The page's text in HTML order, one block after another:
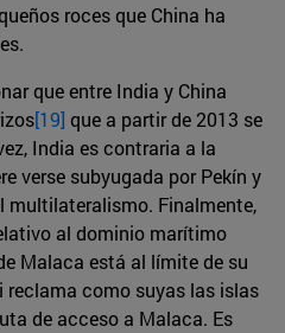
roces que China ha
que entre India y China
[19] que a partir de 2013 se
India es contraria a la
verse subyugada por Pekín y
multilateralismo. Finalmente,
al dominio marítimo
Malaca está al límite de su
reclama como suyas las islas
de acceso a Malaca. Es